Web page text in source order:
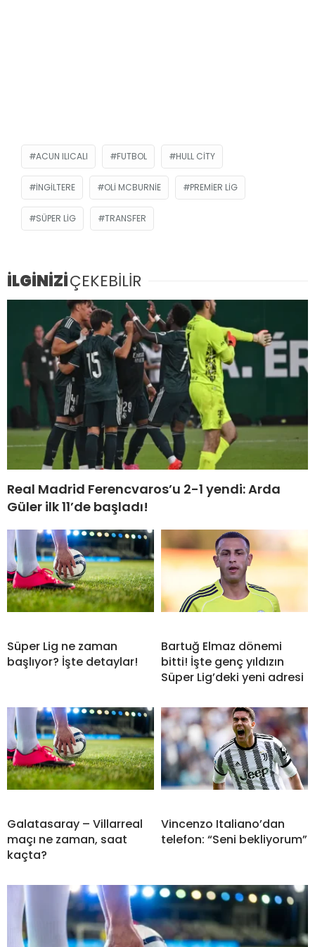
ACUN ILICALI FUTBOL HULL CITY
İNGILTERE OLI MCBURNIE PREMIER LIG
SÜPER LIG TRANSFER
İLGİNİZİÇEKEBİLİR
Real Madrid Ferencvaros’u 2-1 yendi: Arda
Güler ilk 11’de başladı!
Süper Lig ne zaman
başlıyor? İşte detaylar!
Bartuğ Elmaz dönemi
bitti! İşte genç yıldızın
Süper Lig’deki yeni adresi
Galatasaray – Villarreal
maçı ne zaman, saat
kaçta?
Vincenzo Italiano’dan
telefon: “Seni bekliyorum”